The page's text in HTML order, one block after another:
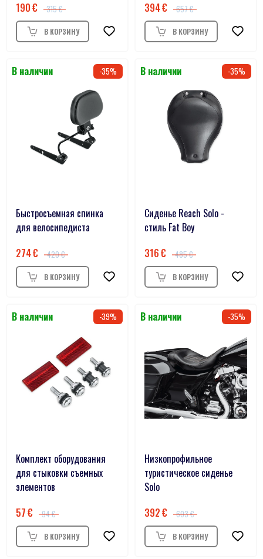
190 315
394
657
35
Быстросъемная спинка
для велосипедиста
274
420
35
Сиденье Reach Solo -
стиль Fat Boy
316
485
39
Комплект оборудования
для стыковки съемных
элементов
57
94
35
Низкопрофильное
туристическое сиденье
Solo
392
603